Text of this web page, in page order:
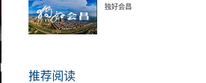
独好会昌
推荐阅读